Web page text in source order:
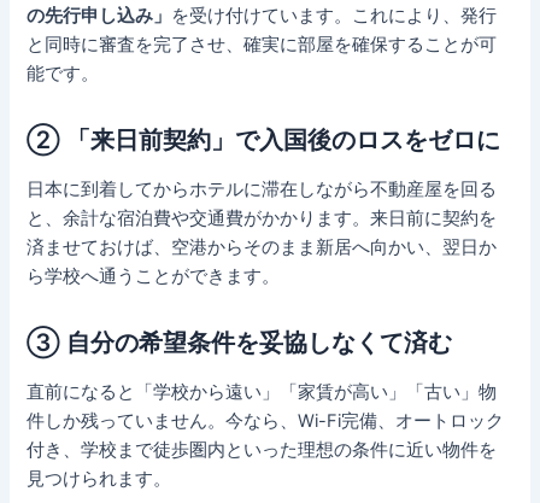
の先行申し込み」 を受け付けています。これにより、発行
と同時に審査を完了させ、確実に部屋を確保することが可
能です。
② 「来日前契約」で入国後のロスをゼロに
日本に到着してからホテルに滞在しながら不動産屋を回る
と、余計な宿泊費や交通費がかかります。来日前に契約を
済ませておけば、空港からそのまま新居へ向かい、翌日か
ら学校へ通うことができます。
③ 自分の希望条件を妥協しなくて済む
直前になると「学校から遠い」「家賃が高い」「古い」物
件しか残っていません。今なら、Wi-Fi完備、オートロック
付き、学校まで徒歩圏内といった理想の条件に近い物件を
見つけられます。